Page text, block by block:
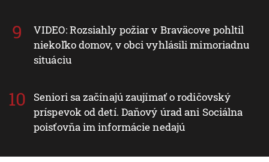
VIDEO: Rozsiahly požiar v Braväcove pohltil
niekoľko domov, v obci vyhlásili mimoriadnu
situáciu
Seniori sa začínajú zaujímať o rodičovský
príspevok od detí. Daňový úrad ani Sociálna
poisťovňa im informácie nedajú